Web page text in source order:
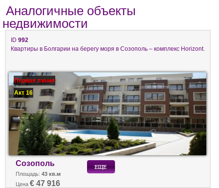
Аналогичные объекты
недвижимости
ID 992
Квартиры в Болгарии на берегу моря в Созополь – комплекс Horizont.
Первая линия
Акт 16
Созополь
Площадь: 43 кв.м
Цена € 47 916